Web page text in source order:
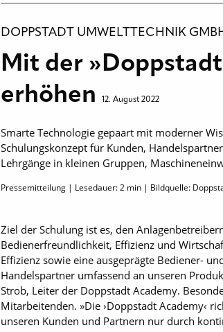
DOPPSTADT UMWELTTECHNIK
Mit der
erhöhen
12. August 2022
Smarte Technologie gepaart mit moderner
Schulungskonzept für Kunden,
Lehrgänge in kleinen Gruppen,
Pressemitteilung | Lesedauer:2 min | Bildquelle:
Ziel der Schulung ist es, den
Bedienerfreundlichkeit, Effizienz und
Effizienz sowie eine ausgeprägte Bediener-
Handelspartner umfassend an unseren
Strob, Leiter der Doppstadt Academy.
Mitarbeitenden. »Die ›Doppstadt Academy‹
unseren Kunden und Partnern nur durch